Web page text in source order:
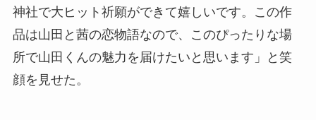
神社で大ヒット祈願ができて嬉しいです。この作
品は山田と茜の恋物語なので、このぴったりな場
所で山田くんの魅力を届けたいと思います」と笑
顔を見せた。